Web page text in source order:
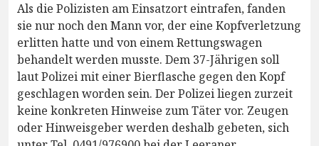
Als die Polizisten am Einsatzort eintrafen, fanden
sie nur noch den Mann vor, der eine Kopfverletzung
erlitten hatte und von einem Rettungswagen
behandelt werden musste. Dem 37-Jährigen soll
laut Polizei mit einer Bierflasche gegen den Kopf
geschlagen worden sein. Der Polizei liegen zurzeit
keine konkreten Hinweise zum Täter vor. Zeugen
oder Hinweisgeber werden deshalb gebeten, sich